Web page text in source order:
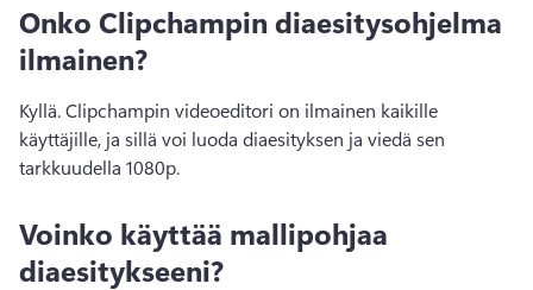
Onko Clipchampin diaesitysohjelma
ilmainen?
Kyllä. Clipchampin videoeditori on ilmainen kaikille
käyttäjille, ja sillä voi luoda diaesityksen ja viedä sen
tarkkuudella 1080p.
Voinko käyttää mallipohjaa
diaesitykseeni?